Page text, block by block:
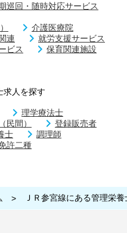
巡回・随時対応サービス
介護医療院
連
就労支援サービス
ビス
保育関連施設
求人を探す
理学療法士
民間）
登録販売者
士
調理師
許二種
> ＪＲ参宮線にある管理栄